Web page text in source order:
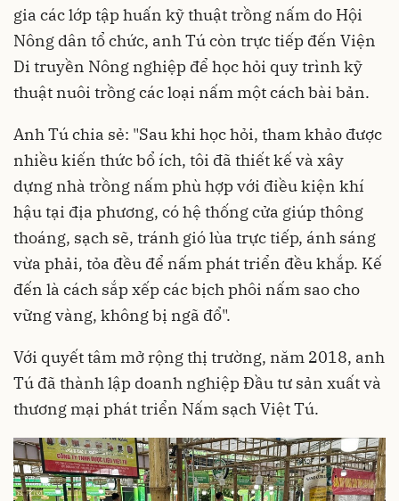
gia các lớp tập huấn kỹ thuật trồng nấm do Hội
Nông dân tổ chức, anh Tú còn trực tiếp đến Viện
Di truyền Nông nghiệp để học hỏi quy trình kỹ
thuật nuôi trồng các loại nấm một cách bài bản.
Anh Tú chia sẻ: "Sau khi học hỏi, tham khảo được
nhiều kiến thức bổ ích, tôi đã thiết kế và xây
dựng nhà trồng nấm phù hợp với điều kiện khí
hậu tại địa phương, có hệ thống cửa giúp thông
thoáng, sạch sẽ, tránh gió lùa trực tiếp, ánh sáng
vừa phải, tỏa đều để nấm phát triển đều khắp. Kế
đến là cách sắp xếp các bịch phôi nấm sao cho
vững vàng, không bị ngã đổ".
Với quyết tâm mở rộng thị trường, năm 2018, anh
Tú đã thành lập doanh nghiệp Đầu tư sản xuất và
thương mại phát triển Nấm sạch Việt Tú.